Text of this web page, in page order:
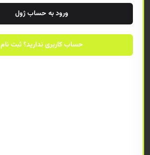
ورود به حساب ژول
حساب کاربری ندارید؟ ثبت نام